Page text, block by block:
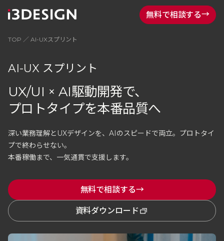
無料で相談する→
TOP ／ AI-UXスプリント
AI-UX スプリント
UX/UI × AI駆動開発で、
プロトタイプを本番品質へ
深い業務理解とUXデザインを、AIのスピードで両立。プロトタイ
プで終わらせない。
本番稼働まで、一気通貫で支援します。
無料で相談する→
資料ダウンロード